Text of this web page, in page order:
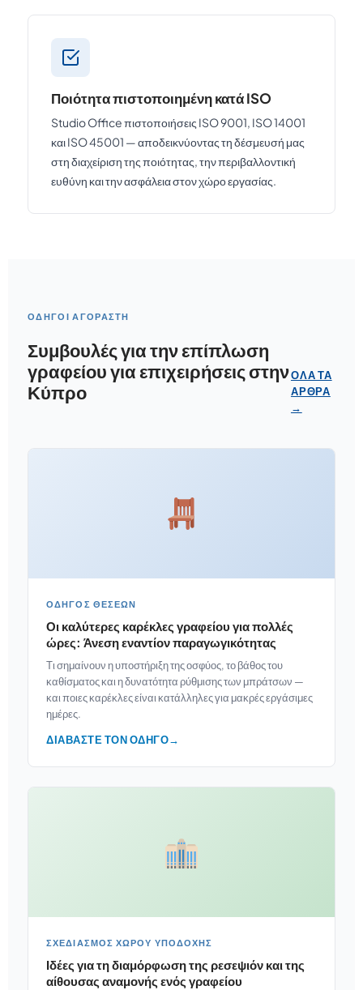
Ποιότητα πιστοποιημένη κατά ISO
Studio Office πιστοποιήσεις ISO 9001, ISO 14001
και ISO 45001 — αποδεικνύοντας τη δέσμευσή μας
στη διαχείριση της ποιότητας, την περιβαλλοντική
ευθύνη και την ασφάλεια στον χώρο εργασίας.
ΟΔΗΓΟΊ ΑΓΟΡΑΣΤΉ
Συμβουλές για την επίπλωση
γραφείου για επιχειρήσεις στην
Κύπρο
ΌΛΑ ΤΑ
ΆΡΘΡΑ
→
ΟΔΗΓΌΣ ΘΈΣΕΩΝ
Οι καλύτερες καρέκλες γραφείου για πολλές
ώρες: Άνεση εναντίον παραγωγικότητας
Τι σημαίνουν η υποστήριξη της οσφύος, το βάθος του
καθίσματος και η δυνατότητα ρύθμισης των μπράτσων —
και ποιες καρέκλες είναι κατάλληλες για μακρές εργάσιμες
ημέρες.
ΔΙΑΒΆΣΤΕ ΤΟΝ ΟΔΗΓΌ→
ΣΧΕΔΙΑΣΜΌΣ ΧΏΡΟΥ ΥΠΟΔΟΧΉΣ
Ιδέες για τη διαμόρφωση της ρεσεψιόν και της
αίθουσας αναμονής ενός γραφείου